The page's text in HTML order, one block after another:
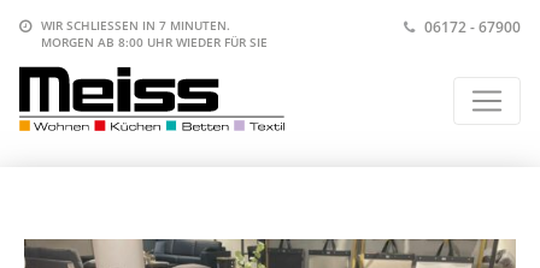
WIR SCHLIESSEN IN 7 MINUTEN.
MORGEN AB 8:00 UHR WIEDER FÜR SIE
06172 - 67900